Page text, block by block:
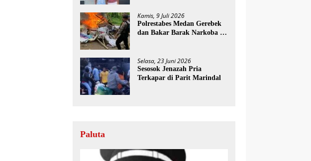
Kamis, 9 Juli 2026
Polrestabes Medan Gerebek
dan Bakar Barak Narkoba di
Selasa, 23 Juni 2026
Sesosok Jenazah Pria
Terkapar di Parit Marindal
Paluta